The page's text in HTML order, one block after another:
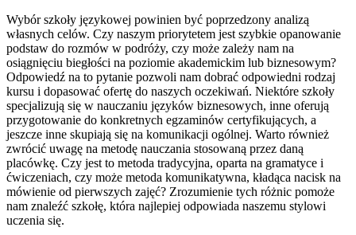
Wybór szkoły językowej powinien być poprzedzony analizą
własnych celów. Czy naszym priorytetem jest szybkie opanowanie
podstaw do rozmów w podróży, czy może zależy nam na
osiągnięciu biegłości na poziomie akademickim lub biznesowym?
Odpowiedź na to pytanie pozwoli nam dobrać odpowiedni rodzaj
kursu i dopasować ofertę do naszych oczekiwań. Niektóre szkoły
specjalizują się w nauczaniu języków biznesowych, inne oferują
przygotowanie do konkretnych egzaminów certyfikujących, a
jeszcze inne skupiają się na komunikacji ogólnej. Warto również
zwrócić uwagę na metodę nauczania stosowaną przez daną
placówkę. Czy jest to metoda tradycyjna, oparta na gramatyce i
ćwiczeniach, czy może metoda komunikatywna, kładąca nacisk na
mówienie od pierwszych zajęć? Zrozumienie tych różnic pomoże
nam znaleźć szkołę, która najlepiej odpowiada naszemu stylowi
uczenia się.